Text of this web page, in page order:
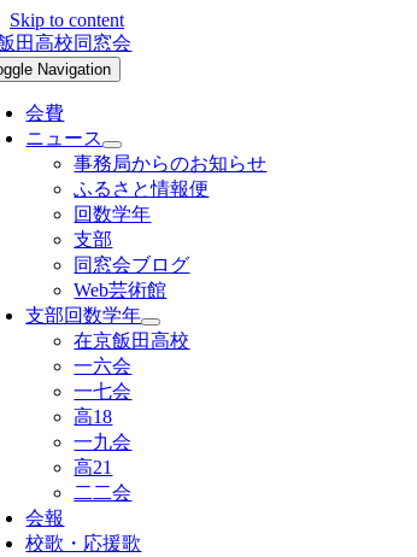
Skip to content
Navigation
会費
ニュース
事務局からのお知らせ
ふるさと情報便
回数学年
支部
同窓会ブログ
Web芸術館
支部回数学年
在京飯田高校
一六会
一七会
高18
一九会
高21
二二会
会報
校歌・応援歌